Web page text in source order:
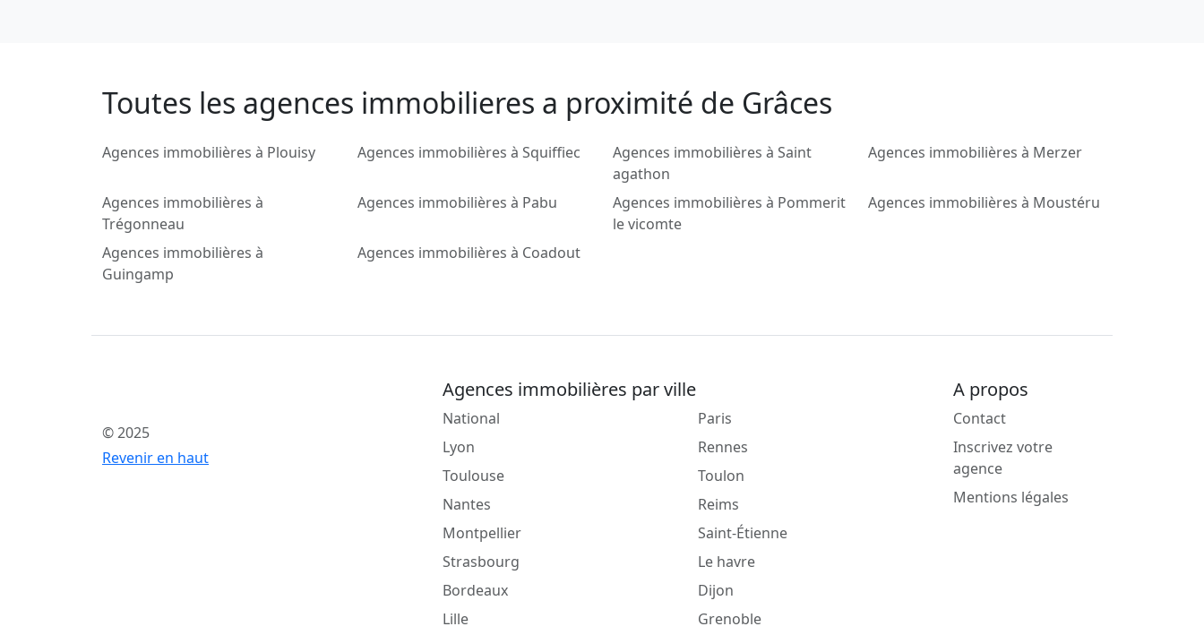
Toutes les agences immobilieres a proximité de Grâces
Agences immobilières à Plouisy Agences immobilières à Squiffiec
Agences immobilières à Saint
agathon
Agences immobilières à Merzer
Agences immobilières à
Trégonneau
Agences immobilières à Pabu
Agences immobilières à Pommerit
le vicomte
Agences immobilières à Moustéru
Agences immobilières à
Guingamp
Agences immobilières à Coadout
© 2025
Revenir en haut
Agences immobilières par ville
National
Lyon
Toulouse
Nantes
Montpellier
Strasbourg
Bordeaux
Lille
Paris
Rennes
Toulon
Reims
Saint-Étienne
Le havre
Dijon
Grenoble
A propos
Contact
Inscrivez votre
agence
Mentions légales